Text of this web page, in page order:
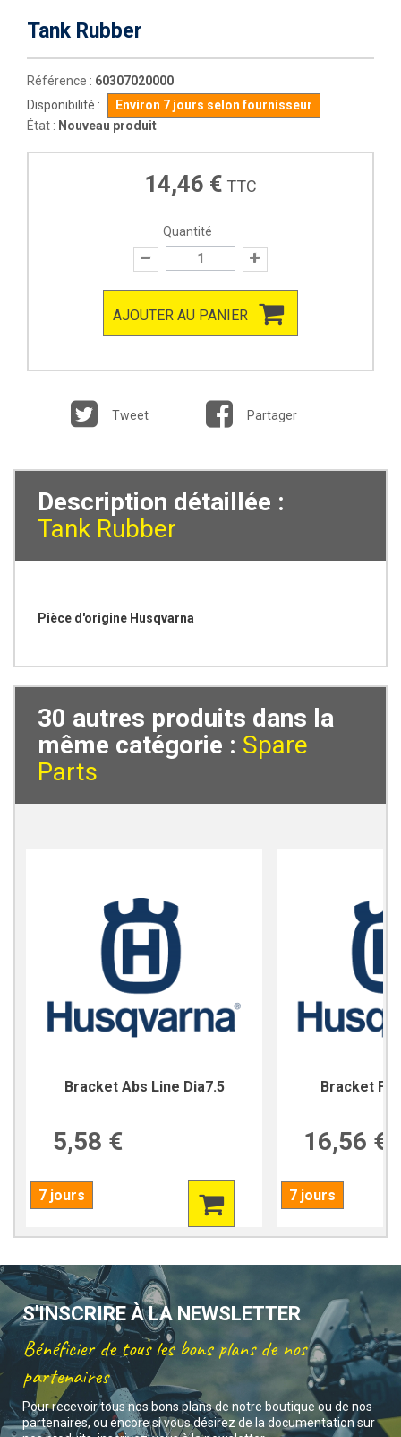
Tank Rubber
Référence : 60307020000
Disponibilité :
Environ 7 jours selon fournisseur
État : Nouveau produit
14,46 € TTC
Quantité
AJOUTER AU PANIER
Tweet Partager
Description détaillée :
Tank Rubber
Pièce d'origine Husqvarna
30 autres produits dans la
même catégorie : Spare
Parts
Bracket Abs Line Dia7.5
5,58 €
7 jours
Bracket
16,56 €
7 jours
S'INSCRIRE À LA NEWSLETTER
Bénéficier de tous les bons plans de nos
partenaires
Pour recevoir tous nos bons plans de notre boutique ou de nos
partenaires, ou encore si vous désirez de la documentation sur